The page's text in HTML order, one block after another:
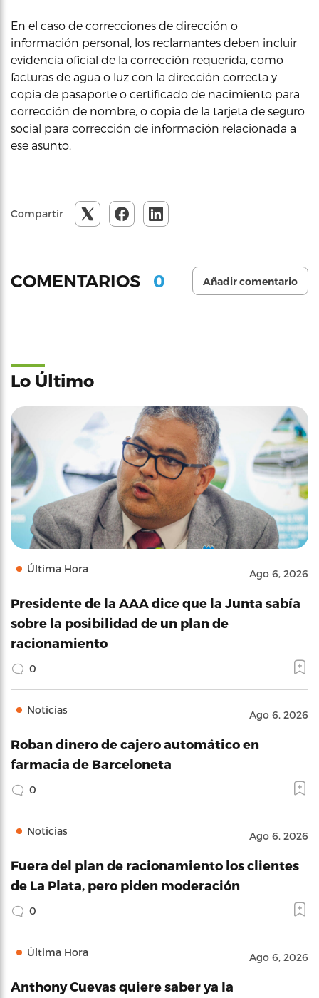
En el caso de correcciones de dirección o
información personal, los reclamantes deben incluir
evidencia oficial de la corrección requerida, como
facturas de agua o luz con la dirección correcta y
copia de pasaporte o certificado de nacimiento para
corrección de nombre, o copia de la tarjeta de seguro
social para corrección de información relacionada a
ese asunto.
Compartir
COMENTARIOS 0 Añadir comentario
Lo Último
Última Hora Ago 6, 2026
Presidente de la AAA dice que la Junta sabía
sobre la posibilidad de un plan de
racionamiento
0
Noticias Ago 6, 2026
Roban dinero de cajero automático en
farmacia de Barceloneta
0
Noticias Ago 6, 2026
Fuera del plan de racionamiento los clientes
de La Plata, pero piden moderación
0
Última Hora Ago 6, 2026
Anthony Cuevas quiere saber ya la